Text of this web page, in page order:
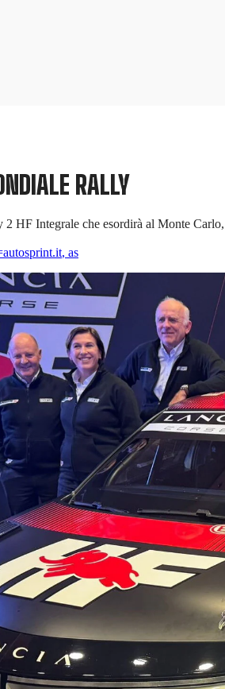
RALLY
HF Integrale che esordirà al Monte
, as